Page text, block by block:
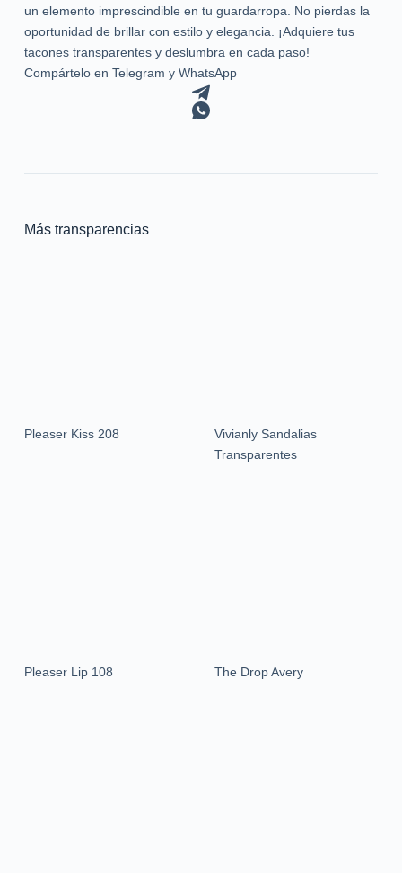
un elemento imprescindible en tu guardarropa. No pierdas la
oportunidad de brillar con estilo y elegancia. ¡Adquiere tus
tacones transparentes y deslumbra en cada paso!
Compártelo en Telegram y WhatsApp
Más transparencias
Pleaser Kiss 208
Vivianly Sandalias
Transparentes
Pleaser Lip 108 The Drop Avery